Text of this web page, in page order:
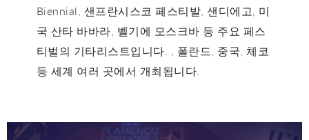
Biennial, 샌프란시스코 페스티발, 샌디에고, 미
국 산타 바바라, 벨기에 모스크바 등 주요 페스
티벌의 기타리스트입니다. , 폴란드, 중국, 체코
등 세계 여러 곳에서 개최됩니다.